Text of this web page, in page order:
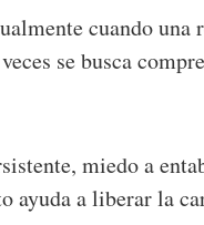
cuando
se busca
miedo a
a liberar la